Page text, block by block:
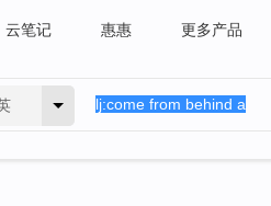
云笔记 惠惠 更多产品